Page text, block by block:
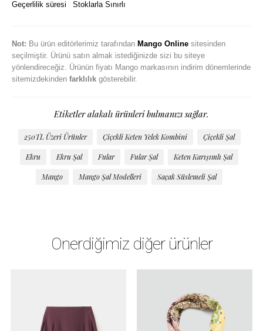
Geçerlilik süresi
Stoklarla Sınırlı
Not: Bu ürün editörlerimiz tarafından Mango Onlinesitesinden
seçilmiştir. Ürünü satın almak istediğinizde sizi bu siteye
yönlendireceğiz. Ürünün fiyatı Mango markasının indirim dönemlerinde
sitemizdekinden farklılıkgösterebilir.
Etiketler alakalı ürünleri bulmanızı sağlar.
250TL Üzeri Ürünler Çiçekli Keten Yelek Kombini Çiçekli Şal
Ekru Ekru Şal Fular Fular Şal Keten Karışımlı Şal
Mango Mango Şal Modelleri Saçak Süslemeli Şal
Önerdiğimiz diğer ürünler